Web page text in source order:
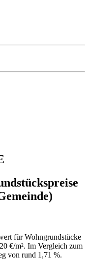
für Wohngrundstücke
€/m². Im Vergleich zum
von rund 1,71 %.